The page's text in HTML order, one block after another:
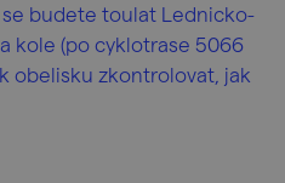
se budete toulat Lednicko-
kole (po cyklotrase 5066
obelisku zkontrolovat, jak